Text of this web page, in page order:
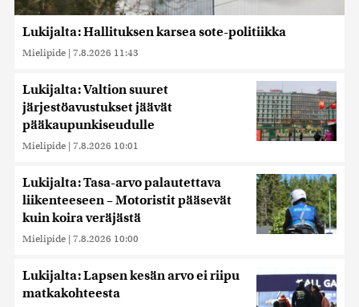
Lukijalta: Hallituksen karsea sote-politiikka
Mielipide | 7.8.2026 11:43
Lukijalta: Valtion suuret
järjestöavustukset jäävät
pääkaupunkiseudulle
Mielipide | 7.8.2026 10:01
Lukijalta: Tasa-arvo palautettava
liikenteeseen – Motoristit pääsevät
kuin koira veräjästä
Mielipide | 7.8.2026 10:00
Lukijalta: Lapsen kesän arvo ei riipu
matkakohteesta